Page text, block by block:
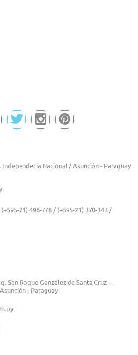
Independecia Nacional / Asunción - Paraguay
21) 496-778 / (+595-21) 370-343 /
San Roque González de Santa Cruz –
- Paraguay